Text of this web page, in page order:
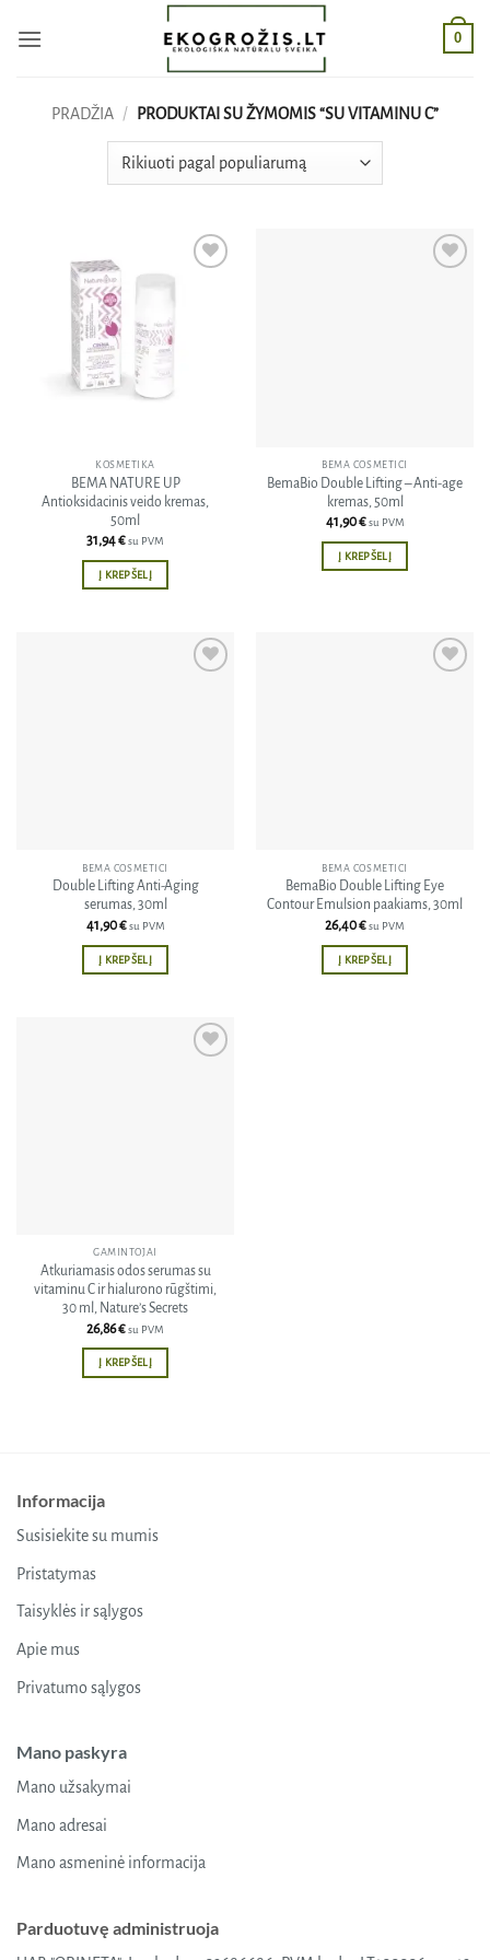
0
PRADŽIA / PRODUKTAI SU ŽYMOMIS “SU VITAMINU C”
KOSMETIKA
BEMA NATURE UP
Antioksidacinis veido kremas,
50ml
31,94€su PVM
Į KREPŠELĮ
BEMA COSMETICI
BemaBio Double Lifting – Anti-age
kremas, 50ml
41,90€ su PVM
Į KREPŠELĮ
BEMA COSMETICI
Double Lifting Anti-Aging
serumas, 30ml
41,90€ su PVM
Į KREPŠELĮ
BEMA COSMETICI
BemaBio Double Lifting Eye
Contour Emulsion paakiams, 30ml
26,40€su PVM
Į KREPŠELĮ
GAMINTOJAI
Atkuriamasis odos serumas su
vitaminu C ir hialurono rūgštimi,
30 ml, Nature’s Secrets
26,86€su PVM
Į KREPŠELĮ
Informacija
Susisiekite su mumis
Pristatymas
Taisyklės ir sąlygos
Apie mus
Privatumo sąlygos
Mano paskyra
Mano užsakymai
Mano adresai
Mano asmeninė informacija
Parduotuvę administruoja